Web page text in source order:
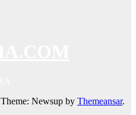
Theme: Newsup by Themeansar.